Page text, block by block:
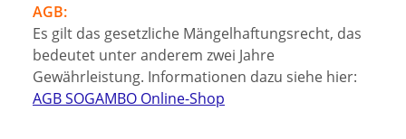
AGB:
Es gilt das gesetzliche Mängelhaftungsrecht, das
bedeutet unter anderem zwei Jahre
Gewährleistung. Informationen dazu siehe hier:
AGB SOGAMBO Online-Shop